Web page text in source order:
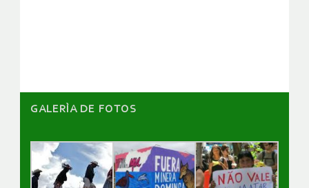
GALERÌA DE FOTOS